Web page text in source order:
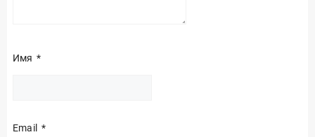
Имя*
Email *